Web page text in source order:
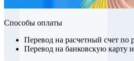
Способы оплаты
Перевод на расчетный счет по
Перевод на банковскую карту